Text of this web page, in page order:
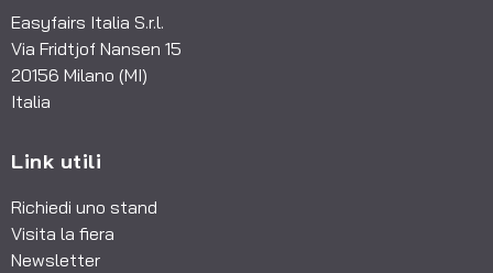
Easyfairs Italia S.r.l.
Via Fridtjof Nansen 15
20156 Milano (MI)
Italia
Link utili
Richiedi uno stand
Visita la fiera
Newsletter